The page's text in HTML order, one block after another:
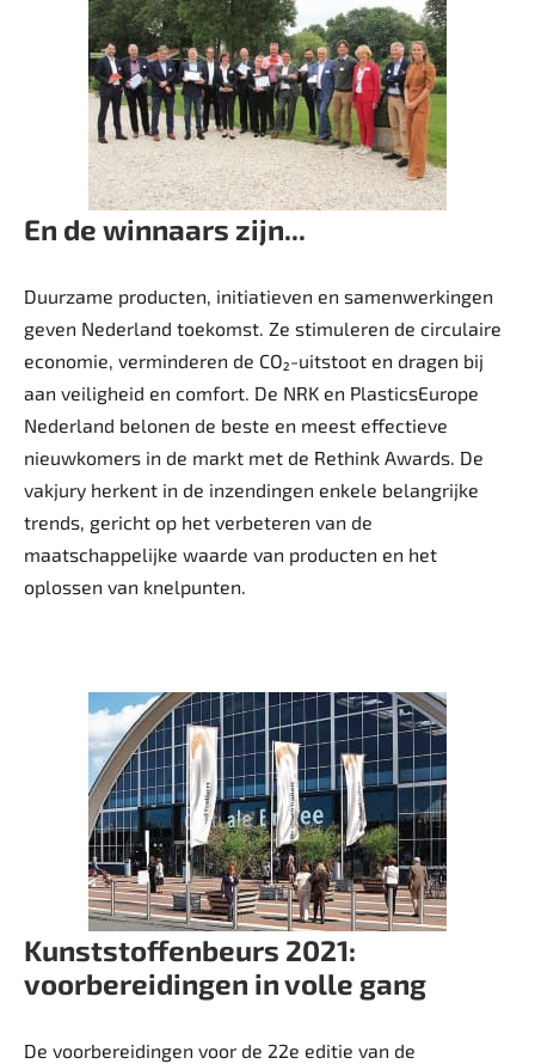
En de winnaars zijn...
Duurzame producten, initiatieven en samenwerkingen
geven Nederland toekomst. Ze stimuleren de circulaire
economie, verminderen de CO₂-uitstoot en dragen bij
aan veiligheid en comfort. De NRK en PlasticsEurope
Nederland belonen de beste en meest effectieve
nieuwkomers in de markt met de Rethink Awards. De
vakjury herkent in de inzendingen enkele belangrijke
trends, gericht op het verbeteren van de
maatschappelijke waarde van producten en het
oplossen van knelpunten.
Kunststoffenbeurs 2021:
voorbereidingen in volle gang
De voorbereidingen voor de 22e editie van de